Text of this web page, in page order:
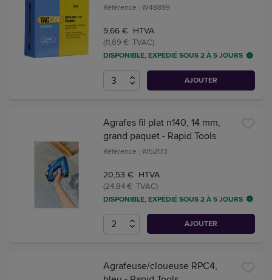
Référence : W48899
9,66 € HTVA
(11,69 € TVAC)
DISPONIBLE, EXPÉDIÉ SOUS 2 À 5 JOURS
AJOUTER
Agrafes fil plat n140, 14 mm,
grand paquet - Rapid Tools
Référence : W52173
20,53 € HTVA
(24,84 € TVAC)
DISPONIBLE, EXPÉDIÉ SOUS 2 À 5 JOURS
AJOUTER
Agrafeuse/cloueuse RPC4,